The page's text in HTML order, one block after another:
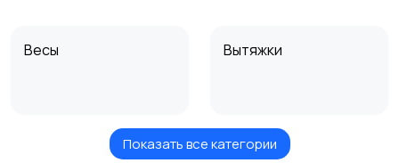
Весы Вытяжки
Измельчение и
Климатическая
Показать все категории